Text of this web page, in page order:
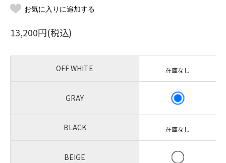
13,200円(税込)
OFF WHITE 在庫なし
GRAY
BLACK 在庫なし
BEIGE